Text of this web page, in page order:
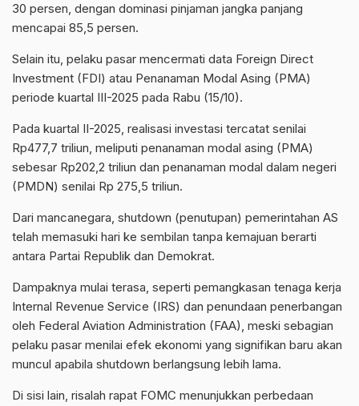
30 persen, dengan dominasi pinjaman jangka panjang
mencapai 85,5 persen.
Selain itu, pelaku pasar mencermati data Foreign Direct
Investment (FDI) atau Penanaman Modal Asing (PMA)
periode kuartal III-2025 pada Rabu (15/10).
Pada kuartal II-2025, realisasi investasi tercatat senilai
Rp477,7 triliun, meliputi penanaman modal asing (PMA)
sebesar Rp202,2 triliun dan penanaman modal dalam negeri
(PMDN) senilai Rp 275,5 triliun.
Dari mancanegara, shutdown (penutupan) pemerintahan AS
telah memasuki hari ke sembilan tanpa kemajuan berarti
antara Partai Republik dan Demokrat.
Dampaknya mulai terasa, seperti pemangkasan tenaga kerja
Internal Revenue Service (IRS) dan penundaan penerbangan
oleh Federal Aviation Administration (FAA), meski sebagian
pelaku pasar menilai efek ekonomi yang signifikan baru akan
muncul apabila shutdown berlangsung lebih lama.
Di sisi lain, risalah rapat FOMC menunjukkan perbedaan